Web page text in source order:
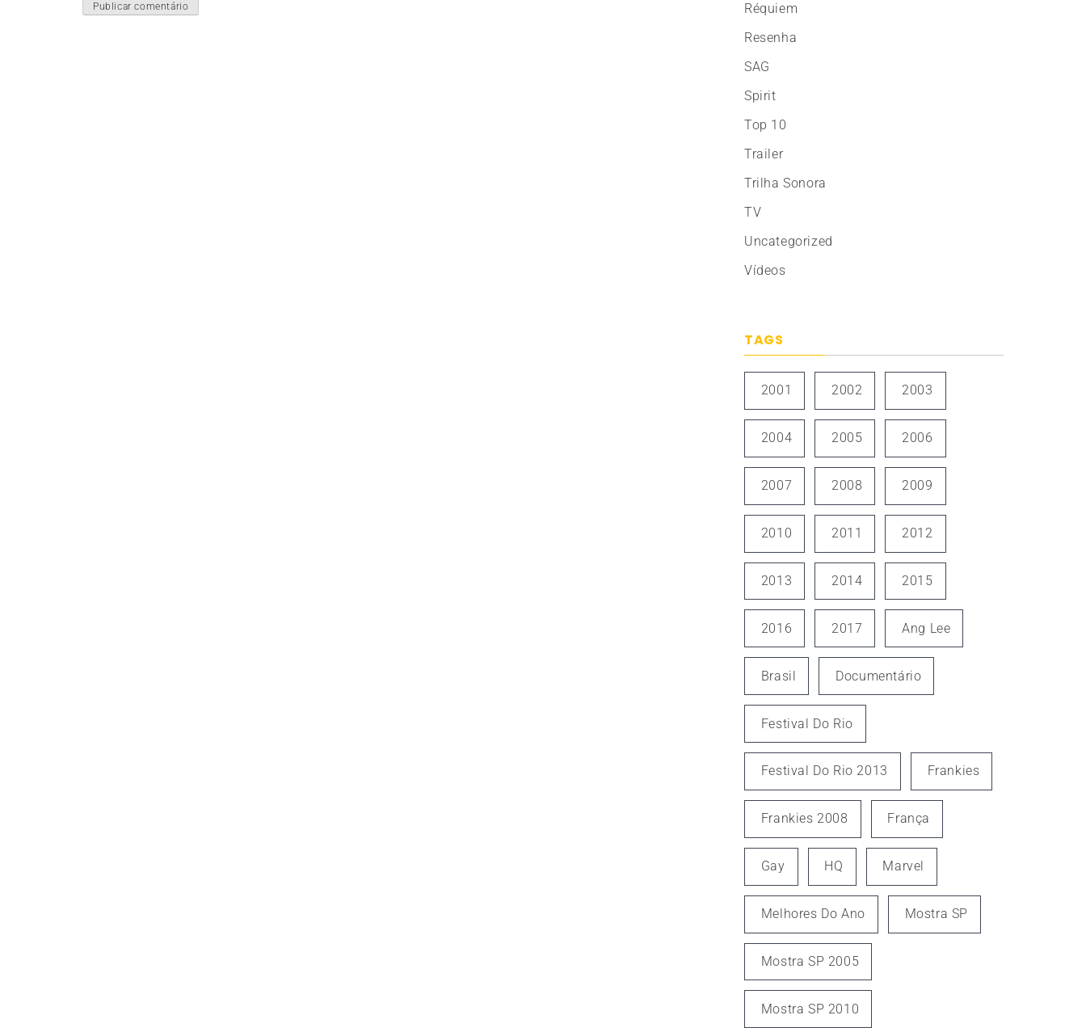
Réquiem
Resenha
SAG
Spirit
Top 10
Trailer
Trilha Sonora
TV
Uncategorized
Vídeos
TAGS
2001 2002 2003
2004 2005 2006
2007 2008 2009
2010 2011 2012
2013 2014 2015
2016 2017 Ang Lee
Brasil Documentário
Festival Do Rio
Festival Do Rio 2013 Frankies
Frankies 2008 França
Gay HQ Marvel
Melhores Do Ano Mostra SP
Mostra SP 2005
Mostra SP 2010